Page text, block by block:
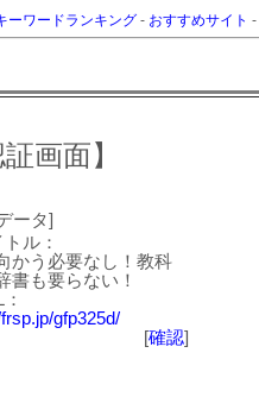
ーワードランキング- おすすめサイト -
画面】
ータ]
ル：
かう必要なし！教科
書も要らない！
gfp325d/
[確認]